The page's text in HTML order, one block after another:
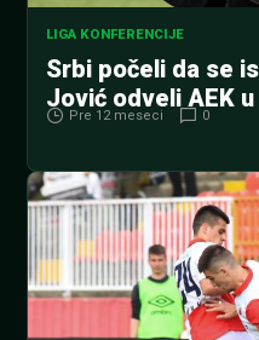
LIGA KONFERENCIJE
Srbi počeli da se
Jović odveli AEK
Pre 12 meseci 0